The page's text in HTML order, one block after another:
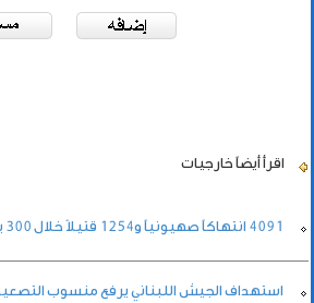
اقرأ أيضاً خارجيات
4091 انتهاكاً صهيونياً و1254 قتيلاً خلال 300 يوم في غزة
استهداف الجيش اللبناني يرفع منسوب